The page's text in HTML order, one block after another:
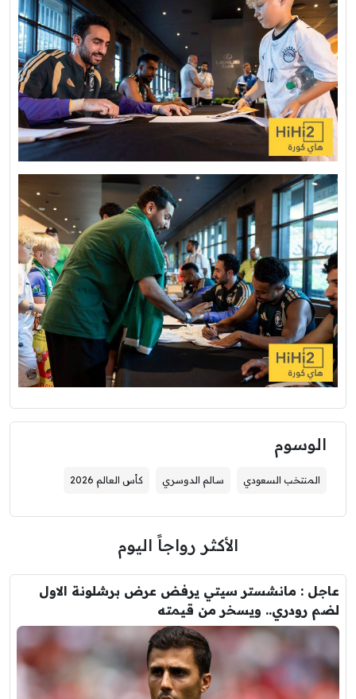
الوسوم
المنتخب السعودي سالم الدوسري كأس العالم 2026
الأكثر رواجاً اليوم
عاجل : مانشستر سيتي يرفض عرض برشلونة الاول
لضم رودري.. ويسخر من قيمته